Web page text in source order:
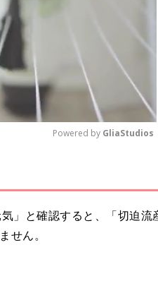
u
Powered by GliaStudios
」と確認すると、「切迫流
せん。